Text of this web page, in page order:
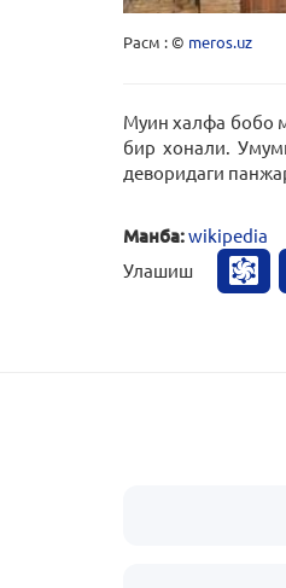
Расм : © meros.uz
Муин халфа бобо
бир хонали.
деворидаги
Манба:wikipedia
Улашиш